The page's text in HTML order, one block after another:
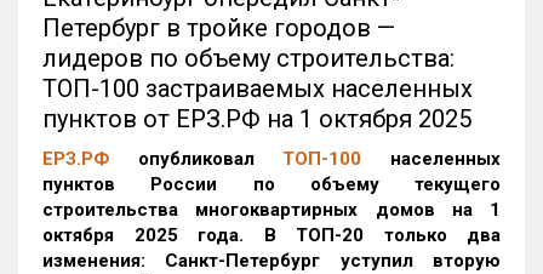
Петербург в тройке городов —
лидеров по объему строительства:
ТОП-100 застраиваемых населенных
пунктов от ЕРЗ.РФ на 1 октября 2025
ЕРЗ.РФ опубликовал ТОП-100 населенных
пунктов России по объему текущего
строительства многоквартирных домов на 1
октября 2025 года. В ТОП-20 только два
изменения: Санкт-Петербург уступил вторую